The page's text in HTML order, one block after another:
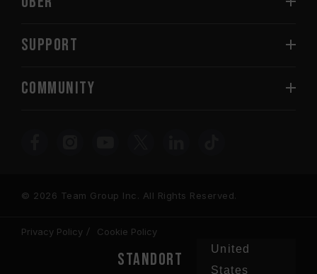
SUPPORT
COMMUNITY
© 2026 Team Group Inc. All Rights Reserved.
Privacy Policy Cookie Policy
STANDORT
United
States